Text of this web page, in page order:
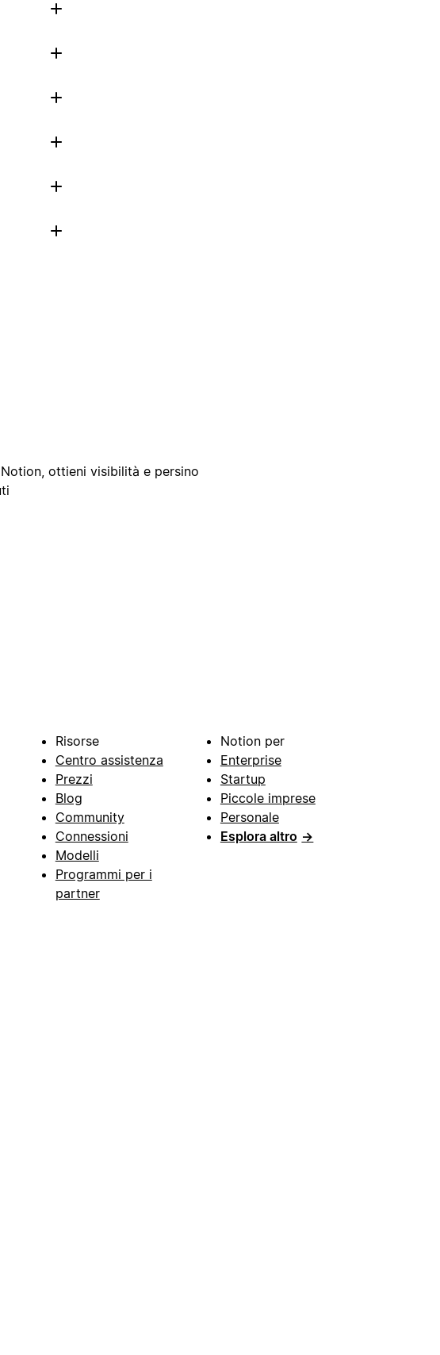
ottieni visibilità e persino
Risorse
Centro assistenza
Prezzi
Blog
Community
Connessioni
Modelli
Programmi per i
partner
Notion per
Enterprise
Startup
Piccole imprese
Personale
Esplora altro →